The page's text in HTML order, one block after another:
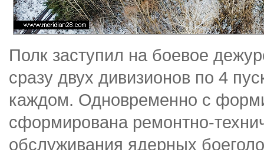
Полк заступил на боевое
сразу двух дивизионов по 4
каждом. Одновременно с
сформирована ремонтно-
обслуживания ядерных